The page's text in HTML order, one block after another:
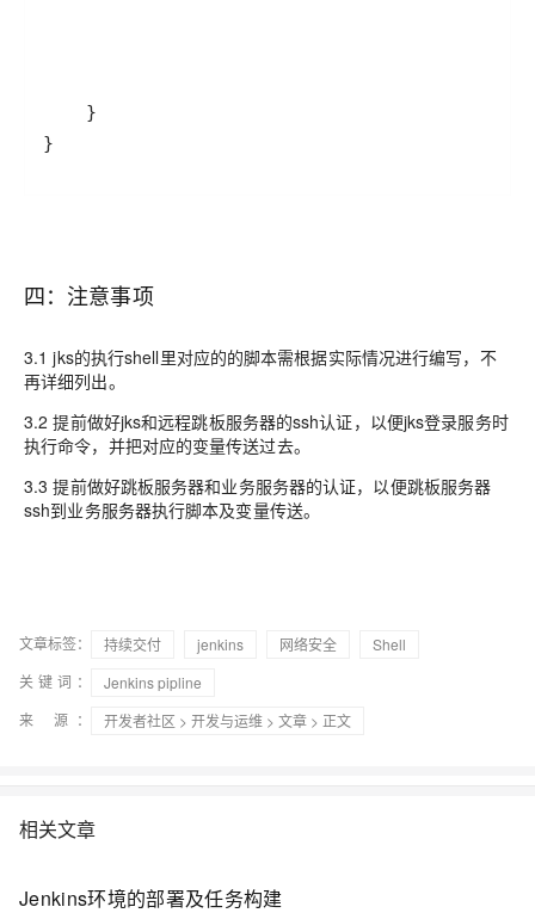
}
四：注意事项
3.1 jks的执行shell里对应的的脚本需根据实际情况进行编写，不
再详细列出。
3.2 提前做好jks和远程跳板服务器的ssh认证，以便jks登录服务时
执行命令，并把对应的变量传送过去。
3.3提前做好跳板服务器和业务服务器的认证，以便跳板服务器
ssh到业务服务器执行脚本及变量传送。
文章标签： 持续交付 jenkins 网络安全
Shell
关键词：
Jenkins pipline
来 源：
开发者社区 > 开发与运维 > 文章 > 正文
相关文章
Jenkins环境的部署及任务构建